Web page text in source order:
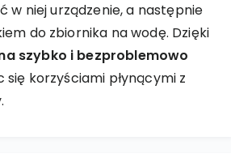
w niej urządzenie, a następnie
do zbiornika na wodę. Dzięki
szybko i bezproblemowo
się korzyściami płynącymi z